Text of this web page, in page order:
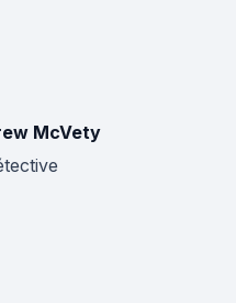
McVety